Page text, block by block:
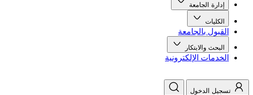
إدارة الجامعة
الكليات
القبول بالجامعة
البحث والابتكار
الخدمات الإلكترونية
تسجيل الدخول